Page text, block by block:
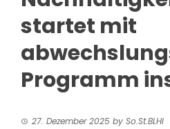
startet mit
Programm
27. Dezember 2025 by So.St.BLHI